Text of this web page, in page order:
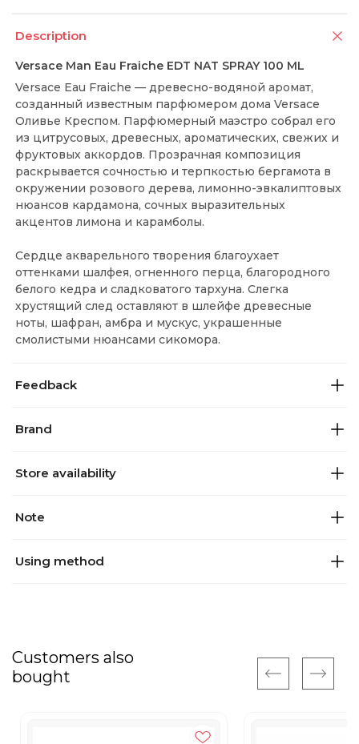
Description
Versace Man Eau Fraiche EDT NAT SPRAY 100 ML
Versace Eau Fraiche — древесно-водяной аромат,
созданный известным парфюмером дома Versace
Оливье Креспом. Парфюмерный маэстро собрал его
из цитрусовых, древесных, ароматических, свежих и
фруктовых аккордов. Прозрачная композиция
раскрывается сочностью и терпкостью бергамота в
окружении розового дерева, лимонно-эвкалиптовых
нюансов кардамона, сочных выразительных
акцентов лимона и карамболы.
Сердце акварельного творения благоухает
оттенками шалфея, огненного перца, благородного
белого кедра и сладковатого тархуна. Слегка
хрустящий след оставляют в шлейфе древесные
ноты, шафран, амбра и мускус, украшенные
смолистыми нюансами сикомора.
Feedback
Brand
Store availability
Note
Using method
Customers also
bought